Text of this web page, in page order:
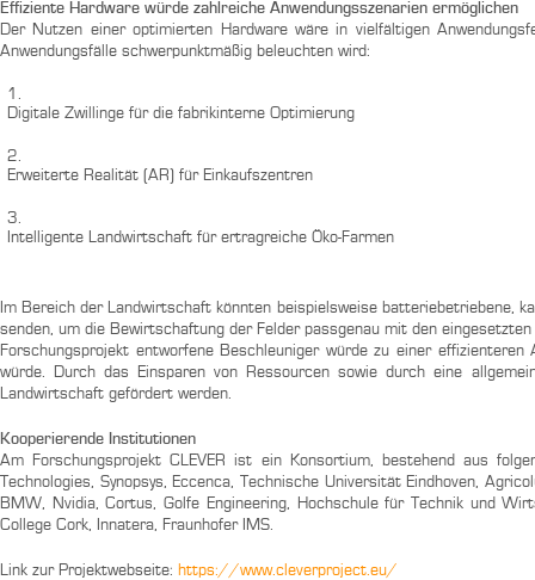
Effiziente Hardware würde zahlreiche Anwendungsszenarien ermöglichen
Der Nutzen einer optimierten Hardware wäre in vielfältigen
Anwendungsfälle schwerpunktmäßig beleuchten wird:
Digitale Zwillinge für die fabrikinterne Optimierung
Erweiterte Realität (AR) für Einkaufszentren
Intelligente Landwirtschaft für ertragreiche Öko-Farmen
Im Bereich der Landwirtschaft könnten beispielsweise batteriebetriebene,
senden, um die Bewirtschaftung der Felder passgenau mit den
Forschungsprojekt entworfene Beschleuniger würde zu einer
würde. Durch das Einsparen von Ressourcen sowie durch eine
Landwirtschaft gefördert werden.
Kooperierende Institutionen
Am Forschungsprojekt CLEVER ist ein Konsortium, bestehend aus
Technologies, Synopsys, Eccenca, Technische Universität Eindhoven,
BMW, Nvidia, Cortus, Golfe Engineering, Hochschule für Technik und
College Cork, Innatera, Fraunhofer IMS.
Link zur Projektwebseite: https://www.cleverproject.eu/